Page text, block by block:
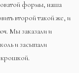
формы, наша
второй такой же, и
Мы заказали и
и засыпали
крошкой.